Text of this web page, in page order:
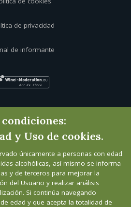
de privacidad
de informante
y Uso de cookies.
únicamente a personas con edad
alcohólicas, así mismo se informa
y de terceros para mejorar la
del Usuario y realizar análisis
Si continúa navegando
edad y que acepta la totalidad de